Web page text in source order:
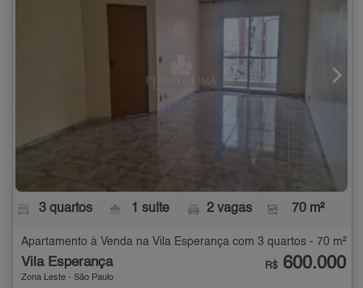
3 quartos 1 suíte 2 vagas 70 m²
Apartamento à Venda na Vila Esperança com 3 quartos - 70 m²
Vila Esperança
Zona Leste - São Paulo
R$ 600.000